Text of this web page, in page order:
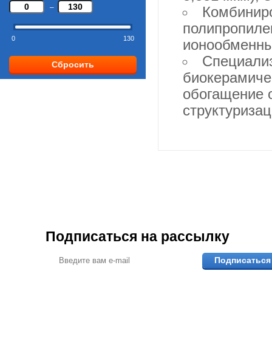
60000
–
0 130
Сбросить
обогащение
Подписаться на рассылку
Подписаться